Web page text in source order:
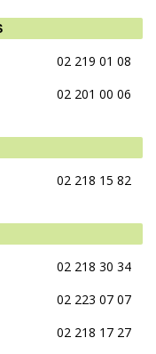
02 219 01 08
02 201 00 06
02 218 15 82
02 218 30 34
02 223 07 07
02 218 17 27